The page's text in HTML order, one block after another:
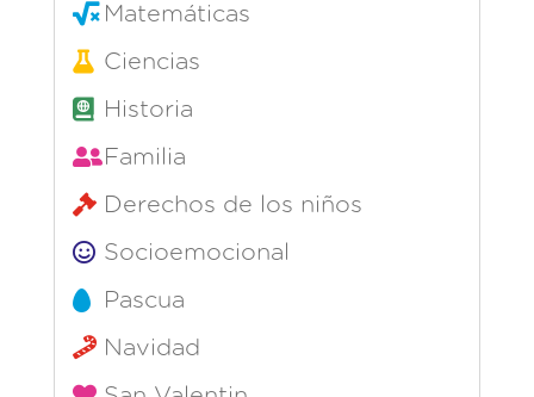
Matemáticas
Ciencias
Historia
Familia
Derechos de los niños
Socioemocional
Pascua
Navidad